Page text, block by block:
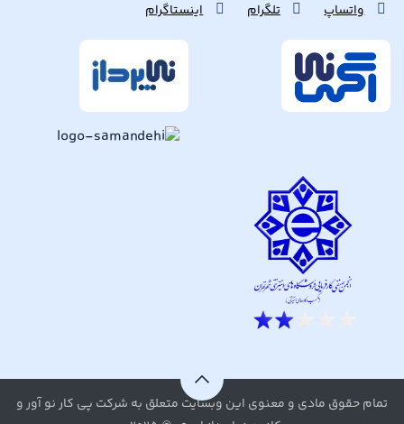
واتساپ تلگرام اینستاگرام
تمام حقوق مادی و معنوی این وبسایت متعلق به شرکت پی کار نو آور و